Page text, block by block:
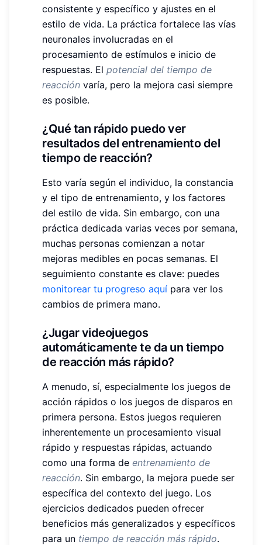
consistente y específico y ajustes en el
estilo de vida. La práctica fortalece las vías
neuronales involucradas en el
procesamiento de estímulos e inicio de
respuestas. El potencial del tiempo de
reacción varía, pero la mejora casi siempre
es posible.
¿Qué tan rápido puedo ver
resultados del entrenamiento del
tiempo de reacción?
Esto varía según el individuo, la constancia
y el tipo de entrenamiento, y los factores
del estilo de vida. Sin embargo, con una
práctica dedicada varias veces por semana,
muchas personas comienzan a notar
mejoras medibles en pocas semanas. El
seguimiento constante es clave: puedes
monitorear tu progreso aquí para ver los
cambios de primera mano.
¿Jugar videojuegos
automáticamente te da un tiempo
de reacción más rápido?
A menudo, sí, especialmente los juegos de
acción rápidos o los juegos de disparos en
primera persona. Estos juegos requieren
inherentemente un procesamiento visual
rápido y respuestas rápidas, actuando
como una forma de entrenamiento de
reacción. Sin embargo, la mejora puede ser
específica del contexto del juego. Los
ejercicios dedicados pueden ofrecer
beneficios más generalizados y específicos
para un tiempo de reacción más rápido.